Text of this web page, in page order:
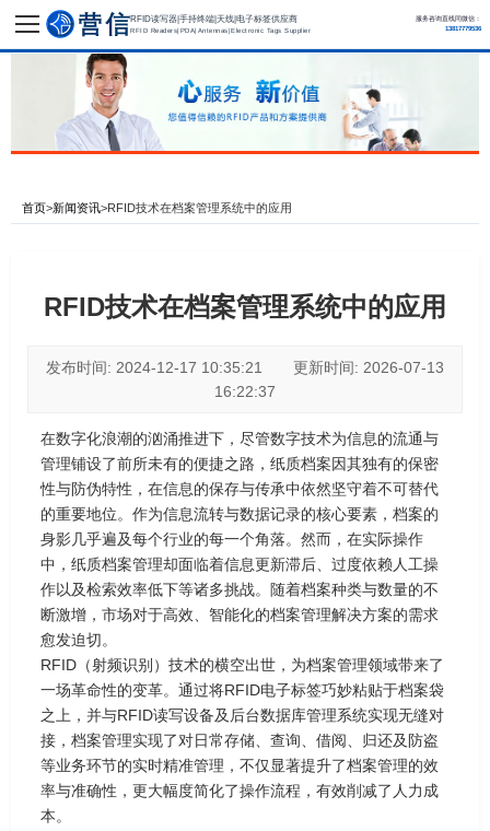
RFID读写器|手持终端|天线|电子标签供应商
RFID Readers|PDA|Antennas|Electronic Tags Supplier
服务咨询直线同微信：
13817779536
首页>新闻资讯>RFID技术在档案管理系统中的应用
RFID技术在档案管理系统中的应用
发布时间: 2024-12-17 10:35:21 更新时间: 2026-07-13
16:22:37
在数字化浪潮的汹涌推进下，尽管数字技术为信息的流通与
管理铺设了前所未有的便捷之路，纸质档案因其独有的保密
性与防伪特性，在信息的保存与传承中依然坚守着不可替代
的重要地位。作为信息流转与数据记录的核心要素，档案的
身影几乎遍及每个行业的每一个角落。然而，在实际操作
中，纸质档案管理却面临着信息更新滞后、过度依赖人工操
作以及检索效率低下等诸多挑战。随着档案种类与数量的不
断激增，市场对于高效、智能化的档案管理解决方案的需求
愈发迫切。
RFID（射频识别）技术的横空出世，为档案管理领域带来了
一场革命性的变革。通过将RFID电子标签巧妙粘贴于档案袋
之上，并与RFID读写设备及后台数据库管理系统实现无缝对
接，档案管理实现了对日常存储、查询、借阅、归还及防盗
等业务环节的实时精准管理，不仅显著提升了档案管理的效
率与准确性，更大幅度简化了操作流程，有效削减了人力成
本。